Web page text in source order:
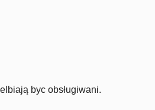
byc obsługiwani.